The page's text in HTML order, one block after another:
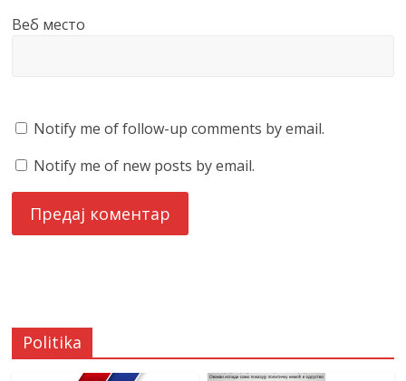
Веб место
Notify me of follow-up comments by email.
Notify me of new posts by email.
Politika